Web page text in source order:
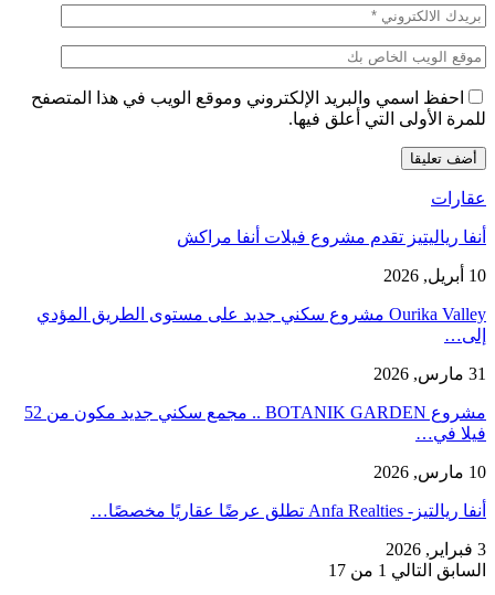
احفظ اسمي والبريد الإلكتروني وموقع الويب في هذا المتصفح
للمرة الأولى التي أعلق فيها.
عقارات
أنفا رياليتيز تقدم مشروع فيلات أنفا مراكش
10 أبريل, 2026
Ourika Valley مشروع سكني جديد على مستوى الطريق المؤدي
إلى…
31 مارس, 2026
مشروع BOTANIK GARDEN .. مجمع سكني جديد مكون من 52
فيلا في…
10 مارس, 2026
أنفا ريالتيز- Anfa Realties تطلق عرضًا عقاريًا مخصصًا…
3 فبراير, 2026
السابق التالي 1 من 17